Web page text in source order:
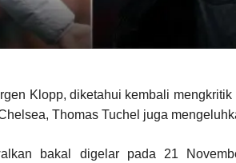
Klopp, diketahui kembali
Thomas Tuchel juga
bakal digelar pada 21